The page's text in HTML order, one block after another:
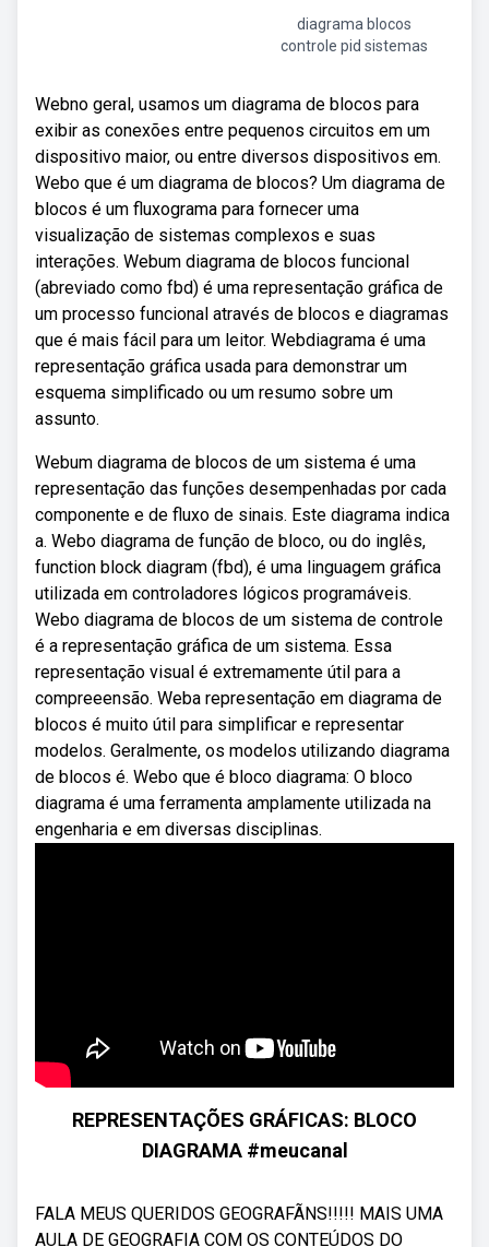
diagrama blocos
controle pid sistemas
Webno geral, usamos um diagrama de blocos para
exibir as conexões entre pequenos circuitos em um
dispositivo maior, ou entre diversos dispositivos em.
Webo que é um diagrama de blocos? Um diagrama de
blocos é um fluxograma para fornecer uma
visualização de sistemas complexos e suas
interações. Webum diagrama de blocos funcional
(abreviado como fbd) é uma representação gráfica de
um processo funcional através de blocos e diagramas
que é mais fácil para um leitor. Webdiagrama é uma
representação gráfica usada para demonstrar um
esquema simplificado ou um resumo sobre um
assunto.
Webum diagrama de blocos de um sistema é uma
representação das funções desempenhadas por cada
componente e de fluxo de sinais. Este diagrama indica
a. Webo diagrama de função de bloco, ou do inglês,
function block diagram (fbd), é uma linguagem gráfica
utilizada em controladores lógicos programáveis.
Webo diagrama de blocos de um sistema de controle
é a representação gráfica de um sistema. Essa
representação visual é extremamente útil para a
compreeensão. Weba representação em diagrama de
blocos é muito útil para simplificar e representar
modelos. Geralmente, os modelos utilizando diagrama
de blocos é. Webo que é bloco diagrama: O bloco
diagrama é uma ferramenta amplamente utilizada na
engenharia e em diversas disciplinas.
REPRESENTAÇÕES GRÁFICAS: BLOCO
DIAGRAMA #meucanal
FALA MEUS QUERIDOS GEOGRAFÃNS!!!!! MAIS UMA
AULA DE GEOGRAFIA COM OS CONTEÚDOS DO